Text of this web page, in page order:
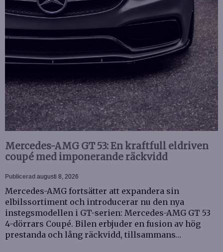
Mercedes-AMG GT 53: En kraftfull eldriven
coupé med imponerande räckvidd
Publicerad augusti 8, 2026
Mercedes-AMG fortsätter att expandera sin
elbilssortiment och introducerar nu den nya
instegsmodellen i GT-serien: Mercedes-AMG GT 53
4-dörrars Coupé. Bilen erbjuder en fusion av hög
prestanda och lång räckvidd, tillsammans…